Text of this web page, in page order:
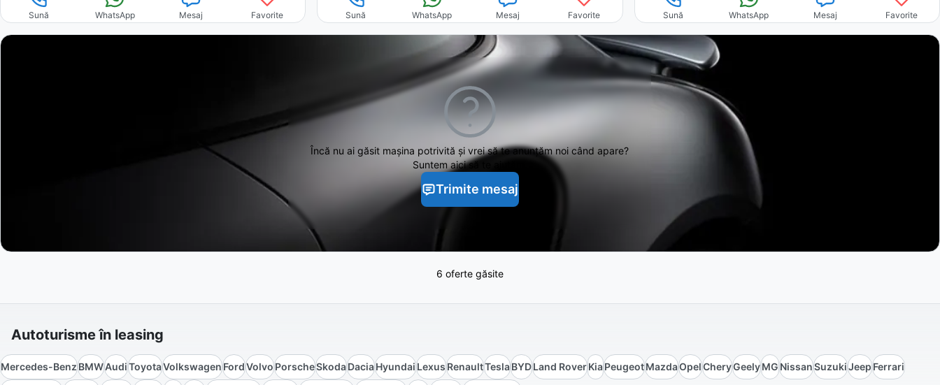
Sună WhatsApp Mesaj Favorite Sună WhatsApp Mesaj Favorite Sună WhatsApp Mesaj Favorite
Încă nu ai găsit mașina potrivită și vrei să te anunțăm noi când apare?
Suntem aici să te ajutăm.
Trimite mesaj
6 oferte găsite
Autoturisme în leasing
Mercedes-BenzBMWAudiToyotaVolkswagenFordVolvoPorscheSkodaDaciaHyundaiLexusRenaultTeslaBYDLand RoverKiaPeugeotMazdaOpelCheryGeelyMGNissanSuzukiJeepFerrari